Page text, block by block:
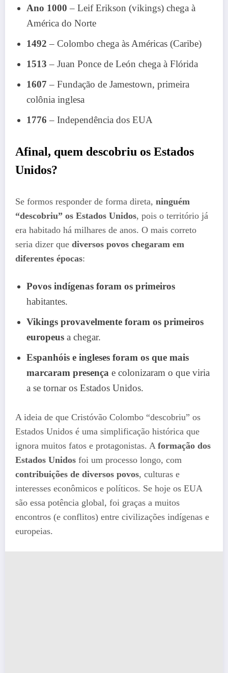
Ano 1000 – Leif Erikson (vikings) chega à
América do Norte
1492 – Colombo chega às Américas (Caribe)
1513 – Juan Ponce de León chega à Flórida
1607 – Fundação de Jamestown, primeira
colônia inglesa
1776 – Independência dos EUA
Afinal, quem descobriu os Estados
Unidos?
Se formos responder de forma direta, ninguém
“descobriu” os Estados Unidos, pois o território já
era habitado há milhares de anos. O mais correto
seria dizer que diversos povos chegaram em
diferentes épocas:
Povos indígenas foram os primeiros
habitantes.
Vikings provavelmente foram os primeiros
europeus a chegar.
Espanhóis e ingleses foram os que mais
marcaram presença e colonizaram o que viria
a se tornar os Estados Unidos.
A ideia de que Cristóvão Colombo “descobriu” os
Estados Unidos é uma simplificação histórica que
ignora muitos fatos e protagonistas. A formação dos
Estados Unidos foi um processo longo, com
contribuições de diversos povos, culturas e
interesses econômicos e políticos. Se hoje os EUA
são essa potência global, foi graças a muitos
encontros (e conflitos) entre civilizações indígenas e
europeias.